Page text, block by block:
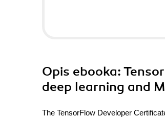
Opis ebooka:
deep learning and
The TensorFlow Developer